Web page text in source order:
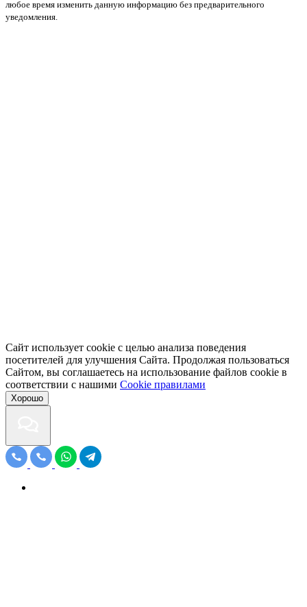
любое время изменить данную информацию без предварительного
уведомления.
Сайт использует cookie с целью анализа поведения
посетителей для улучшения Сайта. Продолжая пользоваться
Сайтом, вы соглашаетесь на использование файлов cookie в
соответствии с нашими Cookiе правилами
Хорошо